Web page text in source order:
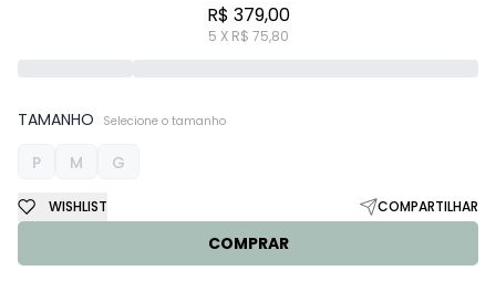
R$ 379,00
5 X R$ 75,80
TAMANHO Selecione o tamanho
P M G
COMPRAR
WISHLIST COMPARTILHAR